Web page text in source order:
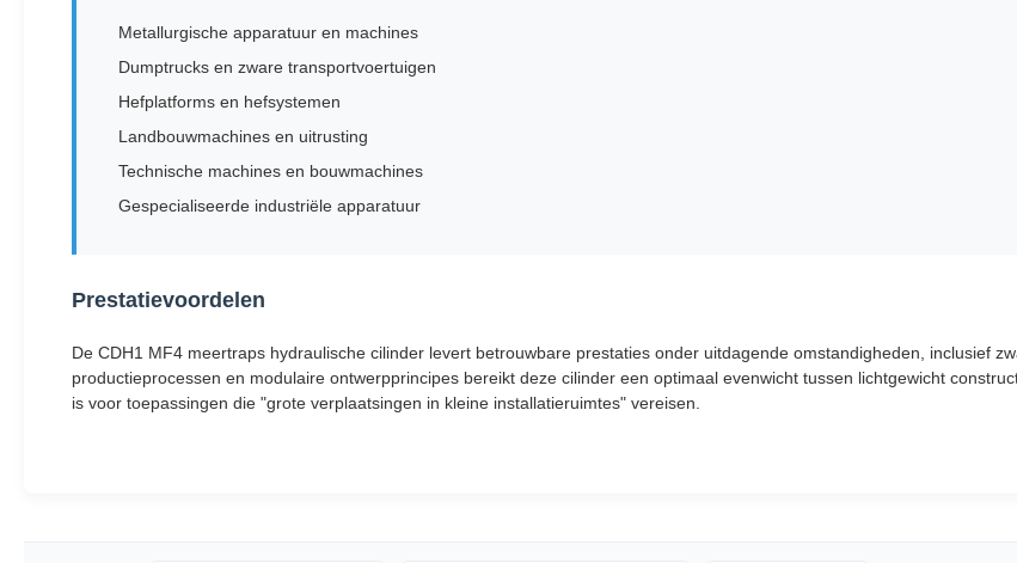
Metallurgische apparatuur en machines
Dumptrucks en zware transportvoertuigen
Hefplatforms en hefsystemen
Landbouwmachines en uitrusting
Technische machines en bouwmachines
Gespecialiseerde industriële apparatuur
Prestatievoordelen
De CDH1 MF4 meertraps hydraulische cilinder levert betrouwbare prestaties onder uitdagende omstandigheden, inclusief
productieprocessen en modulaire ontwerpprincipes bereikt deze cilinder een optimaal evenwicht tussen lichtgewicht
is voor toepassingen die "grote verplaatsingen in kleine installatieruimtes" vereisen.